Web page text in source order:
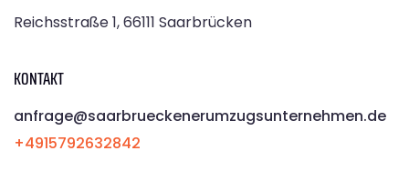
Reichsstraße 1, 66111 Saarbrücken
KONTAKT
anfrage@saarbrueckenerumzugsunternehmen.de
+4915792632842